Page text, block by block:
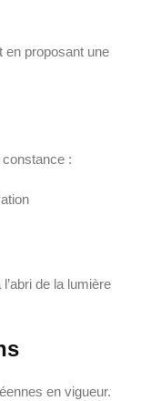
en proposant une
:
de la lumière
en vigueur.